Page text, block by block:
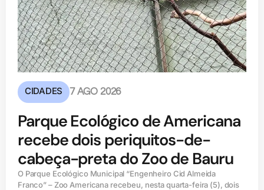
CIDADES 7 AGO 2026
Parque Ecológico de Americana
recebe dois periquitos-de-
cabeça-preta do Zoo de Bauru
O Parque Ecológico Municipal “Engenheiro Cid Almeida
Franco” – Zoo Americana recebeu, nesta quarta-feira (5), dois